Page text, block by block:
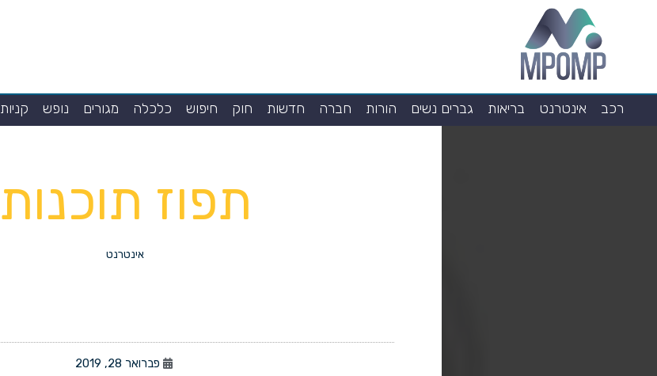
רכב אינטרנט בריאות גברים נשים הורות חברה חדשות חוק חיפוש כלכלה מגורים נופש קניות
תפוז תוכנות
אינטרנט
פברואר 28, 2019